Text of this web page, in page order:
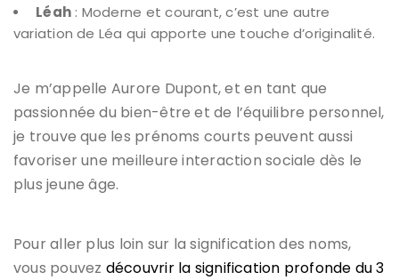
Léah : Moderne et courant, c’est une autre
variation de Léa qui apporte une touche d’originalité.
Je m’appelle Aurore Dupont, et en tant que
passionnée du bien-être et de l’équilibre personnel,
je trouve que les prénoms courts peuvent aussi
favoriser une meilleure interaction sociale dès le
plus jeune âge.
Pour aller plus loin sur la signification des noms,
vous pouvez découvrir la signification profonde du 3